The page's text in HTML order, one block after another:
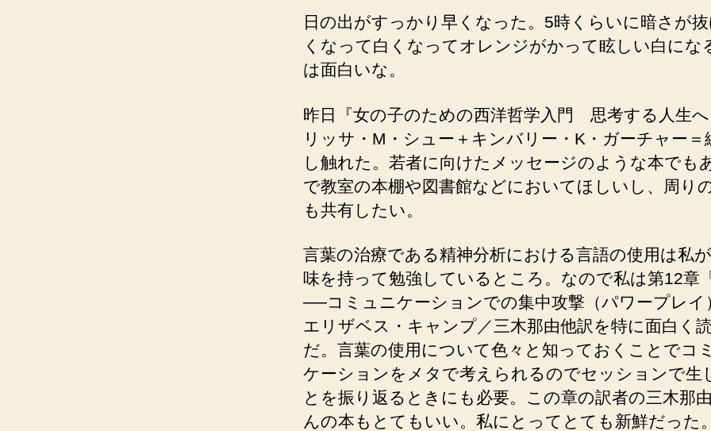
日の出がすっかり早くなった。5時くらいに暗さが
くなって白くなってオレンジがかって眩しい白にな
は面白いな。
昨日『女の子のための西洋哲学入門 思考する人生へ
リッサ・M・シュー＋キンバリー・K・ガーチャー＝
し触れた。若者に向けたメッセージのような本でも
で教室の本棚や図書館などにおいてほしいし、周り
も共有したい。
言葉の治療である精神分析における言語の使用は私
味を持って勉強しているところ。なので私は第12章
──コミュニケーションでの集中攻撃（パワープレ
エリザベス・キャンプ／三木那由他訳を特に面白く
だ。言葉の使用について色々と知っておくことでコ
ケーションをメタで考えられるのでセッションで生
とを振り返るときにも必要。この章の訳者の三木那
んの本もとてもいい。私にとってとても新鮮だった